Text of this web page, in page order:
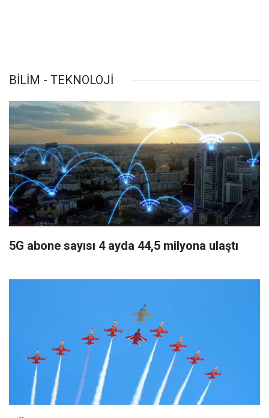
BİLİM - TEKNOLOJİ
5G abone sayısı 4 ayda 44,5 milyona ulaştı